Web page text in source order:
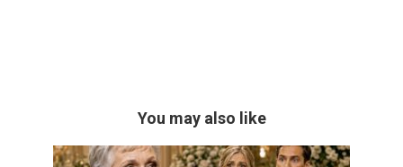
You may also like